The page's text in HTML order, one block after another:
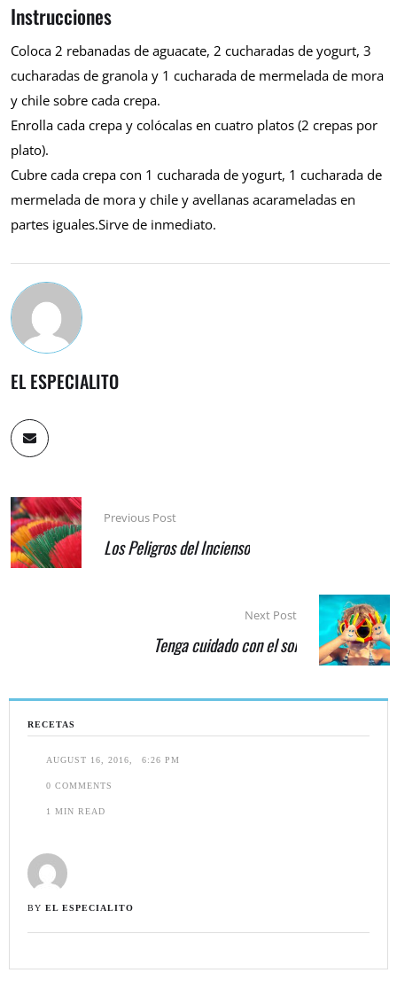
RECETAS
AUGUST 16, 2016, 6:26 PM
0 COMMENTS
1 MIN READ
BY EL ESPECIALITO
Instrucciones
Coloca 2 rebanadas de aguacate, 2 cucharadas de yogurt, 3
cucharadas de granola y 1 cucharada de mermelada de mora
y chile sobre cada crepa.
Enrolla cada crepa y colócalas en cuatro platos (2 crepas por
plato).
Cubre cada crepa con 1 cucharada de yogurt, 1 cucharada de
mermelada de mora y chile y avellanas acarameladas en
partes iguales.Sirve de inmediato.
EL ESPECIALITO
Previous Post
Los Peligros del Incienso
Next Post
Tenga cuidado con el sol